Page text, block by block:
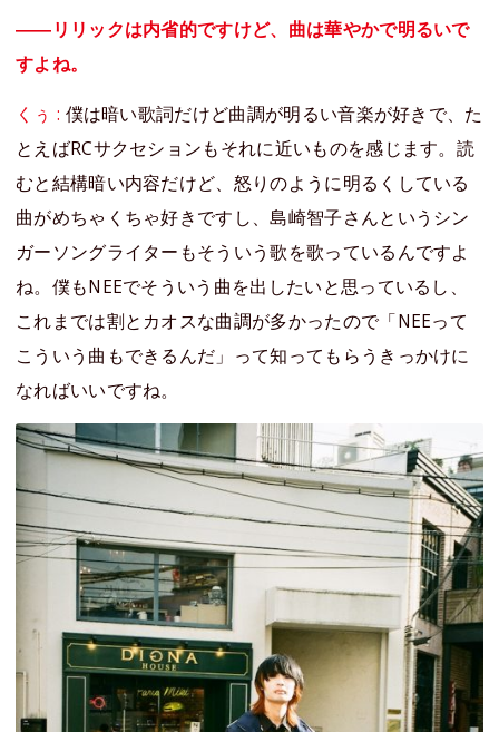
――リリックは内省的ですけど、曲は華やかで明るいで
すよね。
くぅ : 僕は暗い歌詞だけど曲調が明るい音楽が好きで、た
とえばRCサクセションもそれに近いものを感じます。読
むと結構暗い内容だけど、怒りのように明るくしている
曲がめちゃくちゃ好きですし、島崎智子さんというシン
ガーソングライターもそういう歌を歌っているんですよ
ね。僕もNEEでそういう曲を出したいと思っているし、
これまでは割とカオスな曲調が多かったので「NEEって
こういう曲もできるんだ」って知ってもらうきっかけに
なればいいですね。